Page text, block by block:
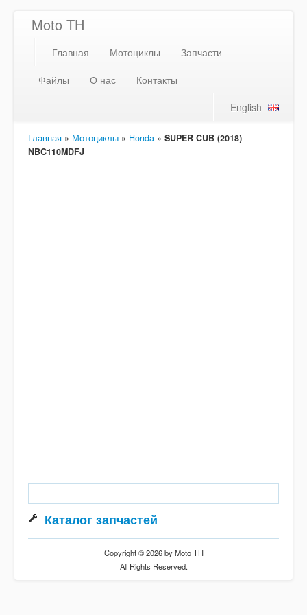
Moto TH
Главная Мотоциклы
Запчасти
Файлы
О нас
Контакты
English
Главная » Мотоциклы » Honda » SUPER CUB (2018)
NBC110MDFJ
Каталог запчастей
Copyright © 2026 by Moto TH
All Rights Reserved.